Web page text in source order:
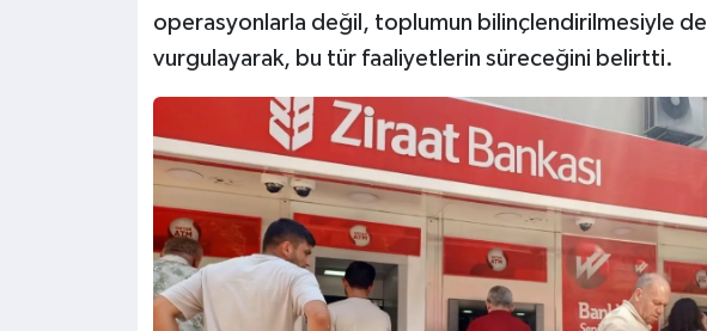
operasyonlarla değil, toplumun bilinçlendirilmesiyle
vurgulayarak, bu tür faaliyetlerin süreceğini belirtti.